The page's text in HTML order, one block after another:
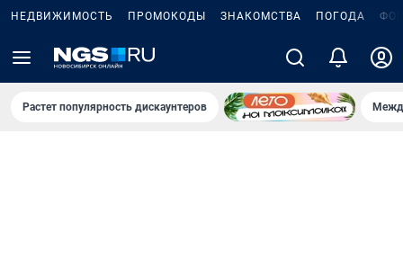
НЕДВИЖИМОСТЬ ПРОМОКОДЫ ЗНАКОМСТВА ПОГОДА
Растет популярность дискаунтеров